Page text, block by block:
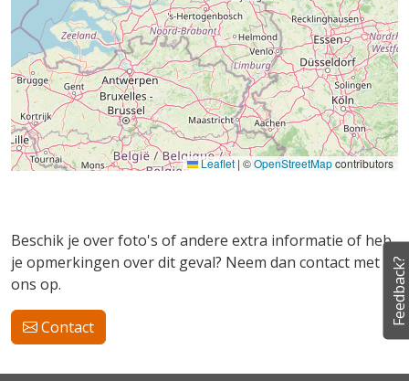
Leaflet| ©OpenStreetMapcontributors
Beschik je over foto's of andere extra informatie of heb
je opmerkingen over dit geval? Neem dan contact met
ons op.
Contact
Feedback?